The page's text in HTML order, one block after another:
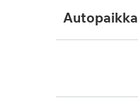
Autopaikka